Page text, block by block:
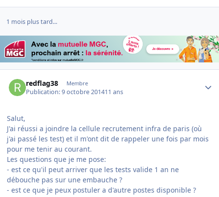
1 mois plus tard...
redflag38 Membre
Publication:9 octobre 201411 ans
Salut,
J'ai réussi a joindre la cellule recrutement infra de paris (où
j'ai passé les test) et il m'ont dit de rappeler une fois par mois
pour me tenir au courant.
Les questions que je me pose:
- est ce qu'il peut arriver que les tests valide 1 an ne
débouche pas sur une embauche ?
- est ce que je peux postuler a d'autre postes disponible ?